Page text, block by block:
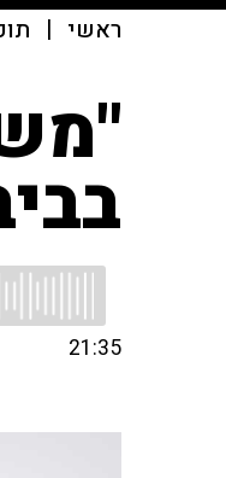
ראשי |
21:35